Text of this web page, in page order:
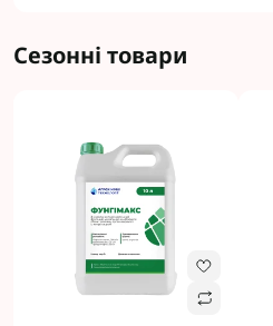
Сезонні товари